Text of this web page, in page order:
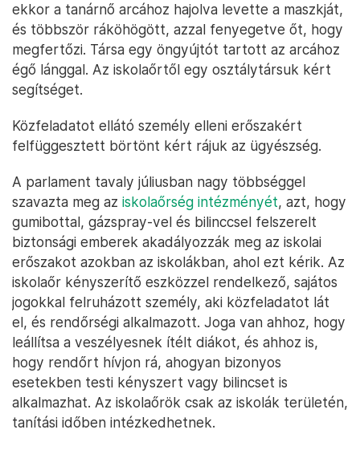
ekkor a tanárnő arcához hajolva levette a maszkját,
és többször ráköhögött, azzal fenyegetve őt, hogy
megfertőzi. Társa egy öngyújtót tartott az arcához
égő lánggal. Az iskolaőrtől egy osztálytársuk kért
segítséget.
Közfeladatot ellátó személy elleni erőszakért
felfüggesztett börtönt kért rájuk az ügyészség.
A parlament tavaly júliusban nagy többséggel
szavazta meg az iskolaőrség intézményét, azt, hogy
gumibottal, gázspray-vel és bilinccsel felszerelt
biztonsági emberek akadályozzák meg az iskolai
erőszakot azokban az iskolákban, ahol ezt kérik. Az
iskolaőr kényszerítő eszközzel rendelkező, sajátos
jogokkal felruházott személy, aki közfeladatot lát
el, és rendőrségi alkalmazott. Joga van ahhoz, hogy
leállítsa a veszélyesnek ítélt diákot, és ahhoz is,
hogy rendőrt hívjon rá, ahogyan bizonyos
esetekben testi kényszert vagy bilincset is
alkalmazhat. Az iskolaőrök csak az iskolák területén,
tanítási időben intézkedhetnek.